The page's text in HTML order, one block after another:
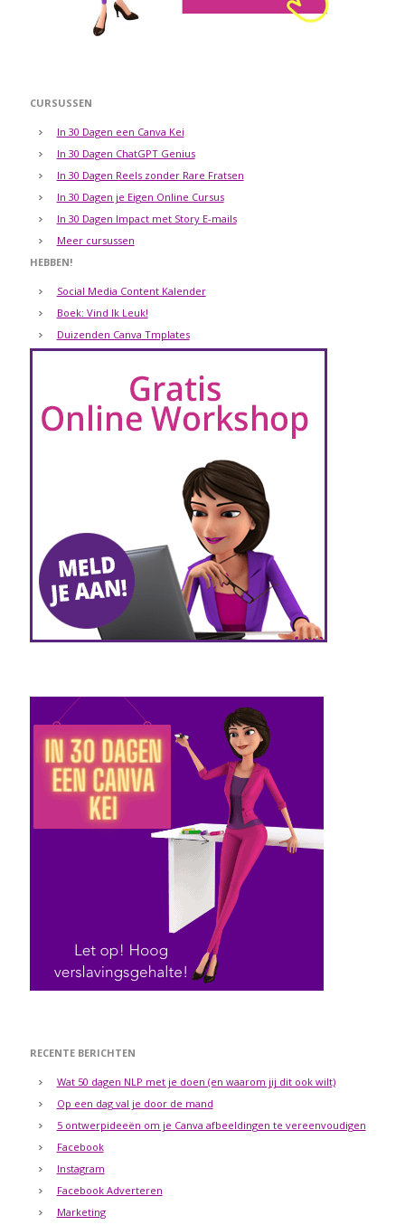
CURSUSSEN
In 30 Dagen een Canva Kei
In 30 Dagen ChatGPT Genius
In 30 Dagen Reels zonder Rare Fratsen
In 30 Dagen je Eigen Online Cursus
In 30 Dagen Impact met Story E-mails
Meer cursussen
HEBBEN!
Social Media Content Kalender
Boek: Vind Ik Leuk!
Duizenden Canva Tmplates
RECENTE BERICHTEN
Wat 50 dagen NLP met je doen (en waarom jij dit ook wilt)
Op een dag val je door de mand
5 ontwerpideeën om je Canva afbeeldingen te vereenvoudigen
Facebook
Instagram
Facebook Adverteren
Marketing